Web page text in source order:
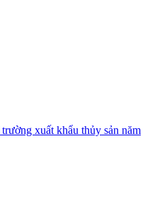
xuất khẩu thủy sản năm